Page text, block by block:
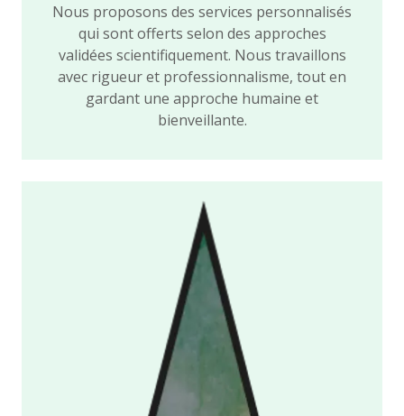
Nous proposons des services personnalisés
qui sont offerts selon des approches
validées scientifiquement. Nous travaillons
avec rigueur et professionnalisme, tout en
gardant une approche humaine et
bienveillante.